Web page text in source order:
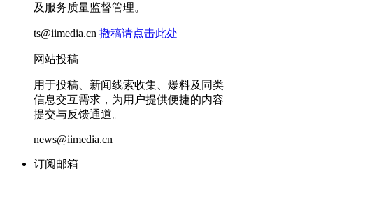
及服务质量监督管理。
ts@iimedia.cn 撤稿请点击此处
网站投稿
用于投稿、新闻线索收集、爆料及同类
信息交互需求，为用户提供便捷的内容
提交与反馈通道。
news@iimedia.cn
订阅邮箱